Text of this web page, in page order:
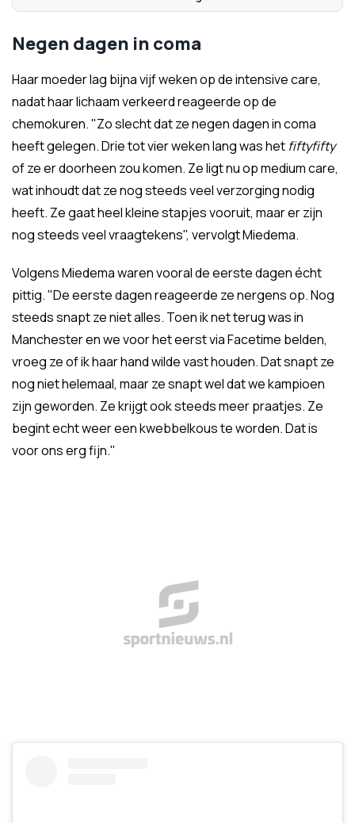
Negen dagen in coma
Haar moeder lag bijna vijf weken op de intensive care,
nadat haar lichaam verkeerd reageerde op de
chemokuren. "Zo slecht dat ze negen dagen in coma
heeft gelegen. Drie tot vier weken lang was het fiftyfifty
of ze er doorheen zou komen. Ze ligt nu op medium care,
wat inhoudt dat ze nog steeds veel verzorging nodig
heeft. Ze gaat heel kleine stapjes vooruit, maar er zijn
nog steeds veel vraagtekens", vervolgt Miedema.
Volgens Miedema waren vooral de eerste dagen écht
pittig. "De eerste dagen reageerde ze nergens op. Nog
steeds snapt ze niet alles. Toen ik net terug was in
Manchester en we voor het eerst via Facetime belden,
vroeg ze of ik haar hand wilde vast houden. Dat snapt ze
nog niet helemaal, maar ze snapt wel dat we kampioen
zijn geworden. Ze krijgt ook steeds meer praatjes. Ze
begint echt weer een kwebbelkous te worden. Dat is
voor ons erg fijn."